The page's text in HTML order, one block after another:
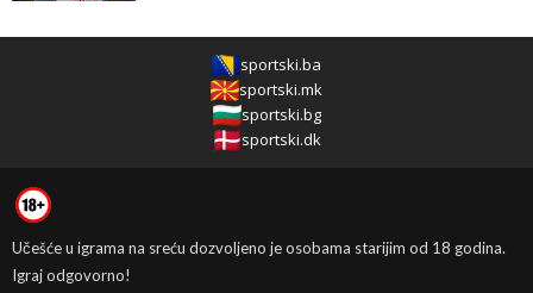
sportski.ba
sportski.mk
sportski.bg
sportski.dk
Učešće u igrama na sreću dozvoljeno je osobama starijim od 18 godina.
Igraj odgovorno!